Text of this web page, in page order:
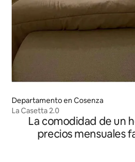
Departamento en Cosenza
La Casetta 2.0
La comodidad de un
precios mensuales